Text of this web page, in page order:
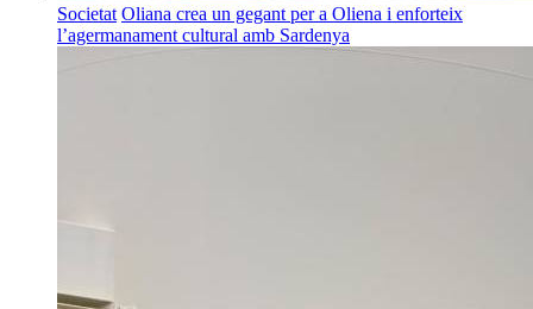
Societat Oliana crea un gegant per a Oliena i enforteix
l’agermanament cultural amb Sardenya